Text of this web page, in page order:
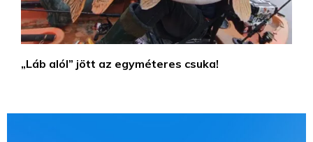
„Láb alól” jött az egyméteres csuka!